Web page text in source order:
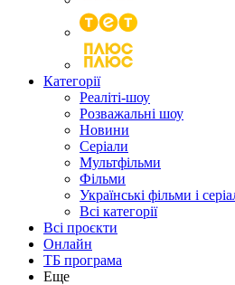
Категорії
Реаліті-шоу
Розважальні шоу
Новини
Серіали
Мультфільми
Фільми
Українські фільми і
Всі категорії
Всі проєкти
Онлайн
ТБ програма
Еще